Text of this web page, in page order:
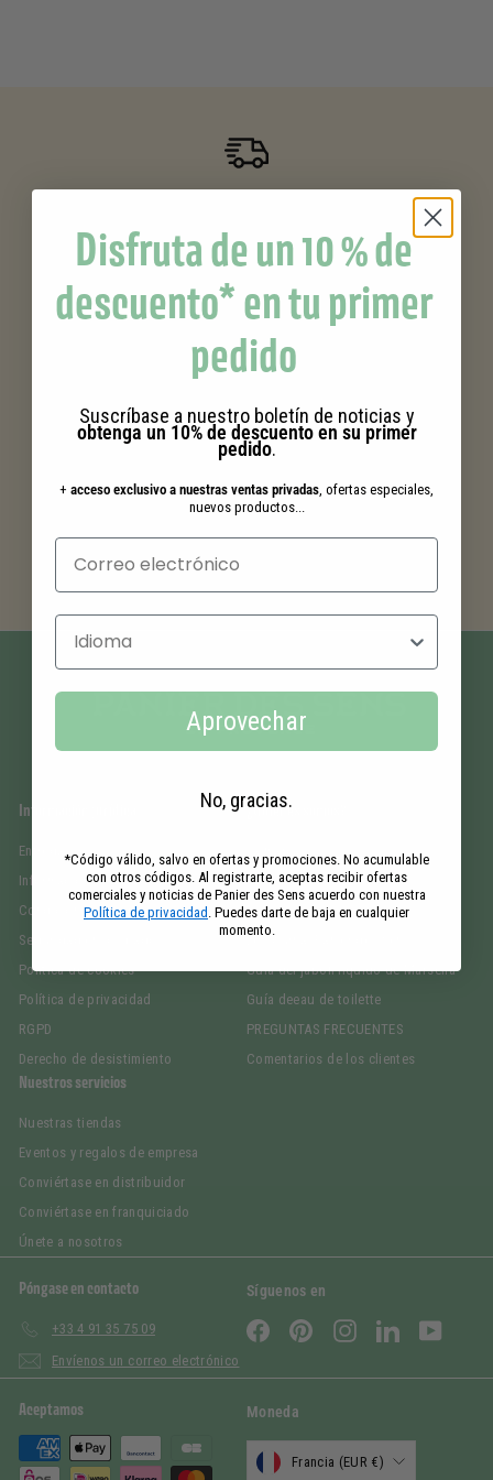
Sus compras
recompensadas
Muestras gratuitas
Pago seguro
Información jurídica
Entrega
Información jurídica
Condiciones generales de venta
Seguridad en los pagos
Política de cookies
Política de privacidad
RGPD
Derecho de desistimiento
¿Quiénes somos?
Nuestros compromisos
Responsabilidad
Le Journal Panier des Sens
Guía del jabón líquido de Marsella
Guía deeau de toilette
PREGUNTAS FRECUENTES
Comentarios de los clientes
Nuestros servicios
Nuestras tiendas
Eventos y regalos de empresa
Conviértase en distribuidor
Conviértase en franquiciado
Únete a nosotros
Póngase en contacto
+33 4 91 35 75 09
Envíenos un correo electrónico
Síguenos en
FacebookPinterestInstagramLinkedIn
Aceptamos Moneda
Francia (EUR €)
Disfruta de un 10 % de
descuento* en tu primer
pedido
Suscríbase a nuestro boletín de noticias y
obtenga un 10% de descuento en su primer
pedido.
+ acceso exclusivo a nuestras ventas privadas , ofertas especiales,
nuevos productos...
Selecciona un idioma
Aprovechar
No, gracias.
*Código válido, salvo en ofertas y promociones. No acumulable
con otros códigos. Al registrarte, aceptas recibir ofertas
comerciales y noticias de Panier des Sens acuerdo con nuestra
Política de privacidad . Puedes darte de baja en cualquier
momento.